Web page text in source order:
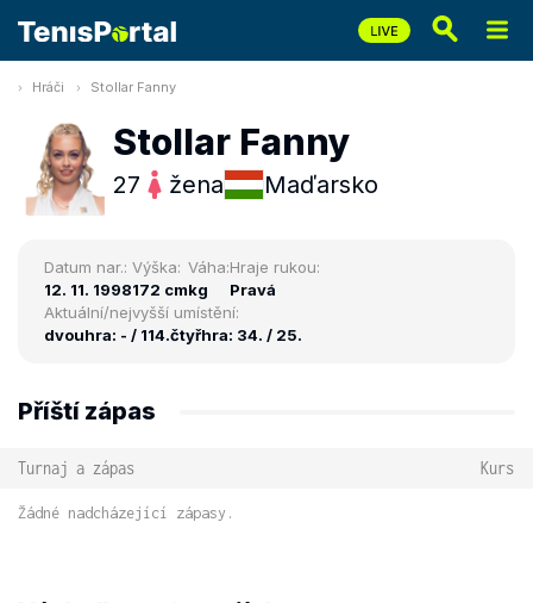
Hráči Stollar Fanny
Stollar Fanny
27 žena Maďarsko
Datum nar.:
12. 11. 1998
Výška:
172 cm
Váha:
kg
Hraje rukou:
Pravá
Aktuální/nejvyšší umístění:
dvouhra: - / 114.čtyřhra: 34. / 25.
Příští zápas
Turnaj a zápas Kurs
Žádné nadcházející zápasy.